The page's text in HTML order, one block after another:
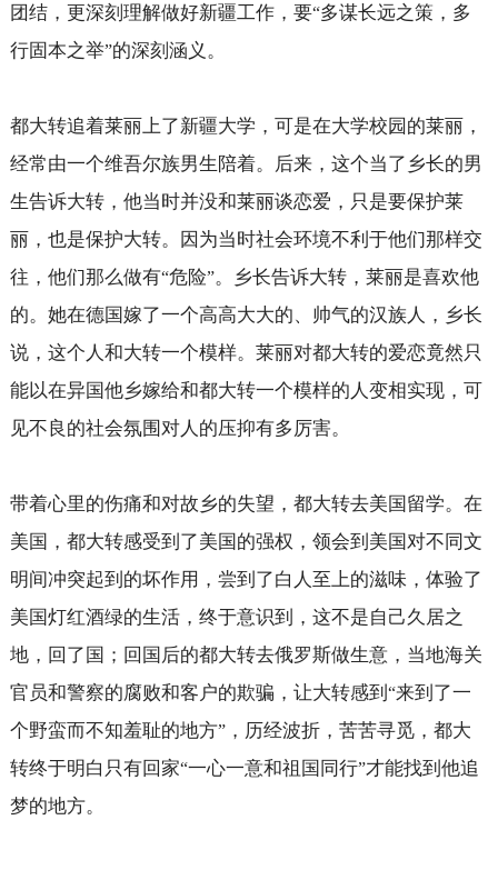
团结，更深刻理解做好新疆工作，要“多谋长远之策，多
行固本之举”的深刻涵义。
都大转追着莱丽上了新疆大学，可是在大学校园的莱丽，
经常由一个维吾尔族男生陪着。后来，这个当了乡长的男
生告诉大转，他当时并没和莱丽谈恋爱，只是要保护莱
丽，也是保护大转。因为当时社会环境不利于他们那样交
往，他们那么做有“危险”。乡长告诉大转，莱丽是喜欢他
的。她在德国嫁了一个高高大大的、帅气的汉族人，乡长
说，这个人和大转一个模样。莱丽对都大转的爱恋竟然只
能以在异国他乡嫁给和都大转一个模样的人变相实现，可
见不良的社会氛围对人的压抑有多厉害。
带着心里的伤痛和对故乡的失望，都大转去美国留学。在
美国，都大转感受到了美国的强权，领会到美国对不同文
明间冲突起到的坏作用，尝到了白人至上的滋味，体验了
美国灯红酒绿的生活，终于意识到，这不是自己久居之
地，回了国；回国后的都大转去俄罗斯做生意，当地海关
官员和警察的腐败和客户的欺骗，让大转感到 “来到了一
个野蛮而不知羞耻的地方”，历经波折，苦苦寻觅，都大
转终于明白只有回家“一心一意和祖国同行”才能找到他追
梦的地方。